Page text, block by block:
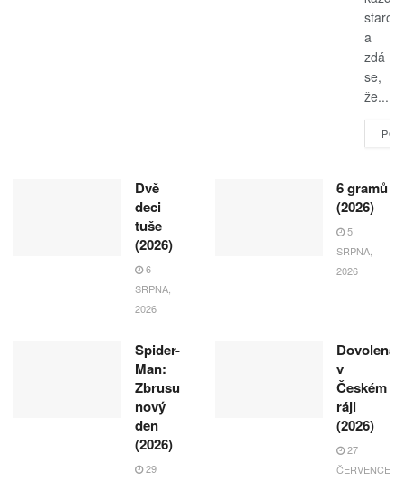
a
zdá
se,
že...
Dvě
deci
tuše
(2026)
6
SRPNA,
2026
6 gramů
(2026)
5
SRPNA,
2026
Spider-
Man:
Zbrusu
nový
den
(2026)
29
Dovolená
v
Českém
ráji
(2026)
27
ČERVENCE,